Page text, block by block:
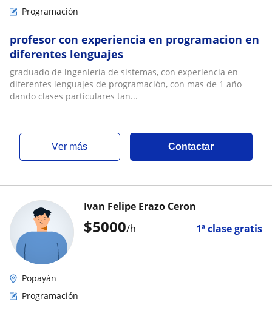
Programación
profesor con experiencia en programacion en
diferentes lenguajes
graduado de ingeniería de sistemas, con experiencia en
diferentes lenguajes de programación, con mas de 1 año
dando clases particulares tan...
ver más Contactar
$5000/h 1ª clase gratis
Ivan Felipe Erazo Ceron
Popayán
Programación